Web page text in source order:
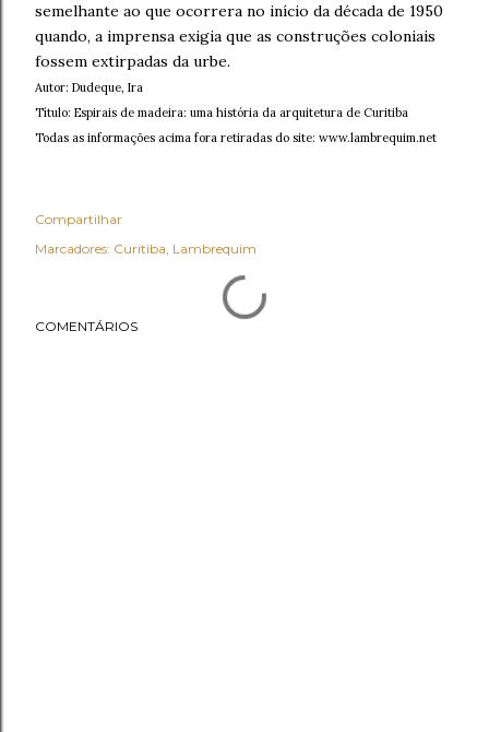
semelhante ao que ocorrera no início da década de 1950
quando, a imprensa exigia que as construções coloniais
fossem extirpadas da urbe.
Autor: Dudeque, Ira
Título: Espirais de madeira: uma história da arquitetura de Curitiba
Todas as informações acima fora retiradas do site: www.lambrequim.net
Compartilhar
Marcadores: Curitiba Lambrequim
COMENTÁRIOS